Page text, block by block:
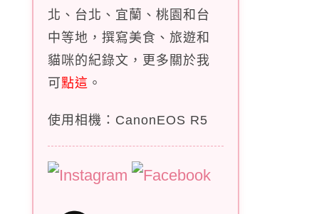
北、台北、宜蘭、桃園和台
中等地，撰寫美食、旅遊和
貓咪的紀錄文，更多關於我
可點這 。
使用相機：CanonEOS R5